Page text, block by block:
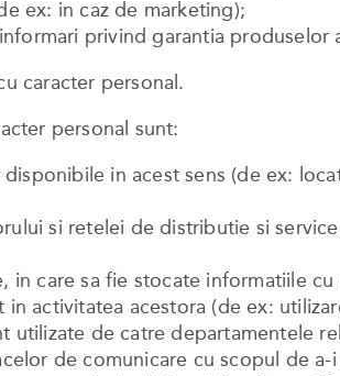
ex: in caz de marketing);
privind garantia produselor
caracter personal.
personal sunt:
in acest sens (de ex:
si retelei de distributie si
care sa fie stocate informatiile
activitatea acestora (de ex:
de catre departamentele
de comunicare cu scopul de